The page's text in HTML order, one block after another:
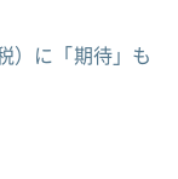
）に「期待」も